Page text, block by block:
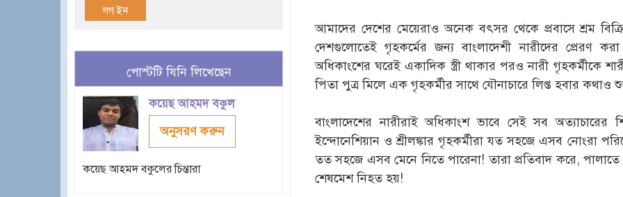
পোস্টটি যিনি লিখেছেন
কয়েছ আহমদ বকুল
অনুসরণ করুন
কয়েছ আহমদ বকুলের চিন্তারা
আমাদের দেশের মেয়েরাও অনেক বৎসর থেকে প্রবাসে শ্রম
দেশগুলোতেই গৃহকর্মের জন্য বাংলাদেশী নারীদের প্রেরণ
অধিকাংশের ঘরেই একাদিক স্ত্রী থাকার পরও নারী গৃহকর্মীকে
পিতা পুত্র মিলে এক গৃহকর্মীর সাথে যৌনাচারে লিপ্ত হবার কথাও
বাংলাদেশের নারীরাই অধিকাংশ ভাবে সেই সব
ইন্দোনেশিয়ান ও শ্রীলঙ্কার গৃহকর্মীরা যত সহজে এসব নোংরা
তত সহজে এসব মেনে নিতে পারেনা! তারা প্রতিবাদ করে,
শেষমেশ নিহত হয়!